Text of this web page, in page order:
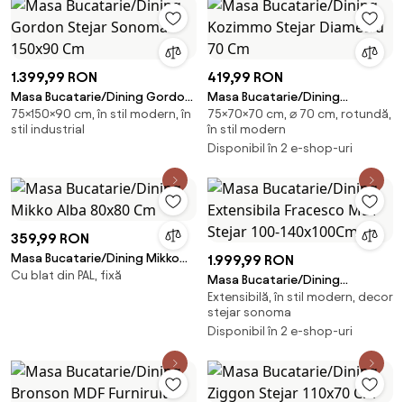
1.399,99 RON
Masa Bucatarie/Dining Gordon
Stejar Sonoma 150x90 Cm
75×150×90 cm, în stil modern, în
stil industrial
419,99 RON
Masa Bucatarie/Dining
Kozimmo Stejar Diametru 70
Cm
75×70×70 cm, ⌀ 70 cm, rotundă,
în stil modern
Disponibil în 2 e-shop-uri
359,99 RON
Masa Bucatarie/Dining Mikko
Alba 80x80 Cm
Cu blat din PAL, fixă
1.999,99 RON
Masa Bucatarie/Dining
Extensibila Fracesco MDF Stejar
100-140x100Cm
Extensibilă, în stil modern, decor
stejar sonoma
Disponibil în 2 e-shop-uri